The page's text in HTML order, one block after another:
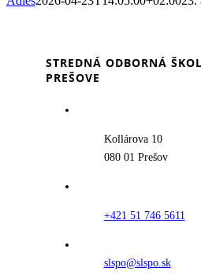
STREDNÁ ODBORNÁ
PREŠOVE
Kollárova 10
080 01 Prešov
+421 51 746 5611
slspo@slspo.sk